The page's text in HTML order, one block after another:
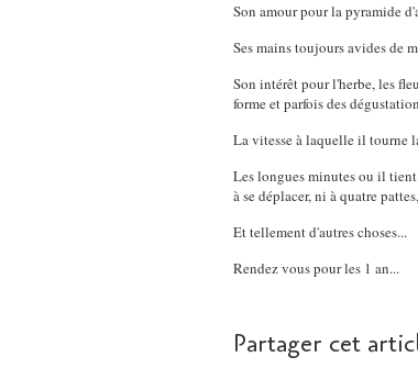
Son amour pour la pyramide
Ses mains toujours avides de
Son intérêt pour l'herbe, les
forme et parfois des
La vitesse à laquelle il tourne
Les longues minutes ou il
à se déplacer, ni à quatre
Et tellement d'autres choses...
Rendez vous pour les 1 an...
Partager cet